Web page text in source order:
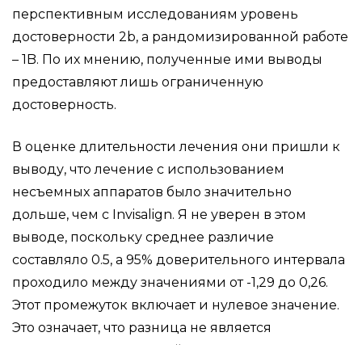
перспективным исследованиям уровень
достоверности 2b, а рандомизированной работе
– 1B. По их мнению, полученные ими выводы
предоставляют лишь ограниченную
достоверность.
В оценке длительности лечения они пришли к
выводу, что лечение с использованием
несъемных аппаратов было значительно
дольше, чем с Invisalign. Я не уверен в этом
выводе, поскольку среднее различие
составляло 0.5, а 95% доверительного интервала
проходило между значениями от -1,29 до 0,26.
Этот промежуток включает и нулевое значение.
Это означает, что разница не является